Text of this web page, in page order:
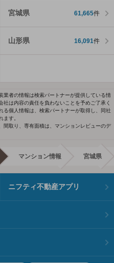
宮城県 61,665件
山形県 16,091件
業者の情報は検索パートナーが提供している情
は内容の責任を負わないことを予めご了承く
る個人情報は、検索パートナーが取得し、同社
す。
間取り、専有面積は、マンションレビューのデ
マンション情報 宮城県
ニフティ不動産アプリ